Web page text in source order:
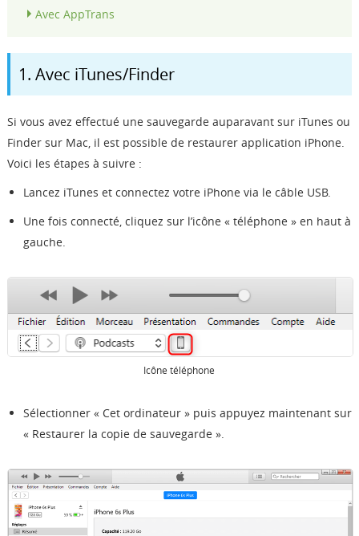
Avec AppTrans
1. Avec iTunes/Finder
Si vous avez effectué une sauvegarde auparavant sur iTunes ou
Finder sur Mac, il est possible de restaurer application iPhone.
Voici les étapes à suivre :
Lancez iTunes et connectez votre iPhone via le câble USB.
Une fois connecté, cliquez sur l’icône « téléphone » en haut à
gauche.
Icône téléphone
Sélectionner « Cet ordinateur » puis appuyez maintenant sur
« Restaurer la copie de sauvegarde ».